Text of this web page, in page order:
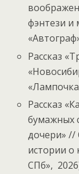
фэнтези и
Рассказ
Рассказ
бумажных
дочери» //
истории о
СПб»,